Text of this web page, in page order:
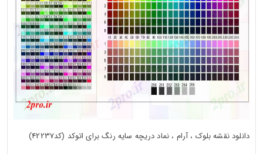
دانلود نقشه بلوک ، آرام ، نماد دریچه سایه رنگ برای اتوکد (کد42237)